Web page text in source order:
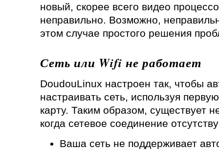
новый, скорее всего видео
неправильно. Возможно,
этом случае простого решения
Сеть или Wifi не работает
DoudouLinux настроен так, чтобы
настраивать сеть, используя
карту. Таким образом, существует
когда сетевое соединение
Ваша сеть не поддерживает